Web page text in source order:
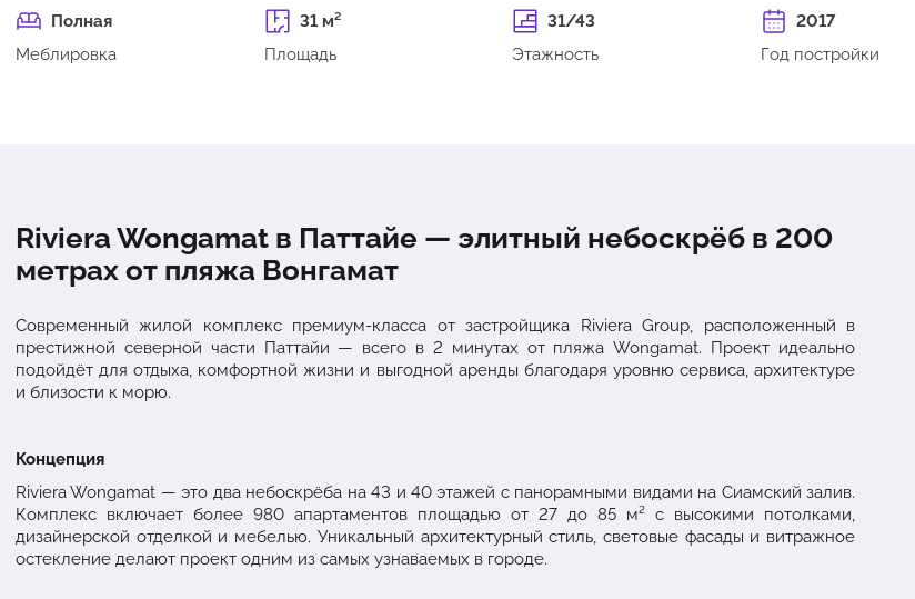
Полная
Меблировка
31 м²
Площадь
31/43
Этажность
2017
Год постройки
Riviera Wongamat в Паттайе — элитный небоскрёб в 200
метрах от пляжа Вонгамат
Современный жилой комплекс премиум-класса от застройщика Riviera Group, расположенный в
престижной северной части Паттайи — всего в 2 минутах от пляжа Wongamat. Проект идеально
подойдёт для отдыха, комфортной жизни и выгодной аренды благодаря уровню сервиса, архитектуре
и близости к морю.
Концепция
Riviera Wongamat — это два небоскрёба на 43 и 40 этажей с панорамными видами на Сиамский залив.
Комплекс включает более 980 апартаментов площадью от 27 до 85 м² с высокими потолками,
дизайнерской отделкой и мебелью. Уникальный архитектурный стиль, световые фасады и витражное
остекление делают проект одним из самых узнаваемых в городе.